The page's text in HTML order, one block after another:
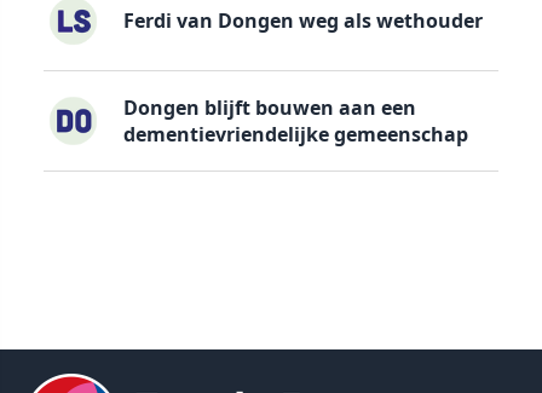
Ferdi van Dongen weg als wethouder
Dongen blijft bouwen aan een
dementievriendelijke gemeenschap